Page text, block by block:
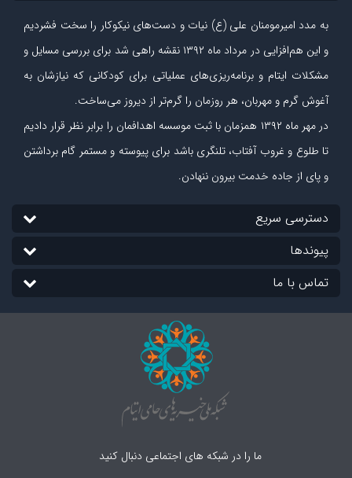
به مدد امیرمومنان علی (ع) نیات و دست‏‌های نیکوکار را سخت فشردیم
و این هم‌افزایی در مرداد ماه ۱۳۹۲ نقشه راهی شد برای بررسی مسایل و
مشکلات ایتام و برنامه‌ریزی‏‌های عملیاتی برای کودکانی که نیازشان به
آغوش گرم و مهربان، هر روزمان را گرم‌تر از دیروز می‏‌ساخت.
در مهر ماه ۱۳۹۲ همزمان با ثبت موسسه اهدافمان را برابر نظر قرار دادیم
تا طلوع و غروب آفتاب، تلنگری باشد برای پیوسته و مستمر گام برداشتن
و پای از جاده‏ خدمت بیرون ننهادن.
دسترسی سریع
پیوندها
تماس با ما
ما را در شبکه های اجتماعی دنبال کنید